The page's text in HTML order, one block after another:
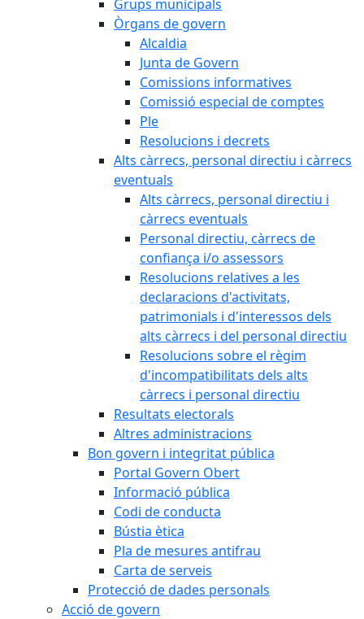
Grups municipals
Òrgans de govern
Alcaldia
Junta de Govern
Comissions informatives
Comissió especial de comptes
Ple
Resolucions i decrets
Alts càrrecs, personal directiu i càrrecs
eventuals
Alts càrrecs, personal directiu i
càrrecs eventuals
Personal directiu, càrrecs de
confiança i/o assessors
Resolucions relatives a les
declaracions d'activitats,
patrimonials i d'interessos dels
alts càrrecs i del personal directiu
Resolucions sobre el règim
d'incompatibilitats dels alts
càrrecs i personal directiu
Resultats electorals
Altres administracions
Bon govern i integritat pública
Portal Govern Obert
Informació pública
Codi de conducta
Bústia ètica
Pla de mesures antifrau
Carta de serveis
Protecció de dades personals
Acció de govern